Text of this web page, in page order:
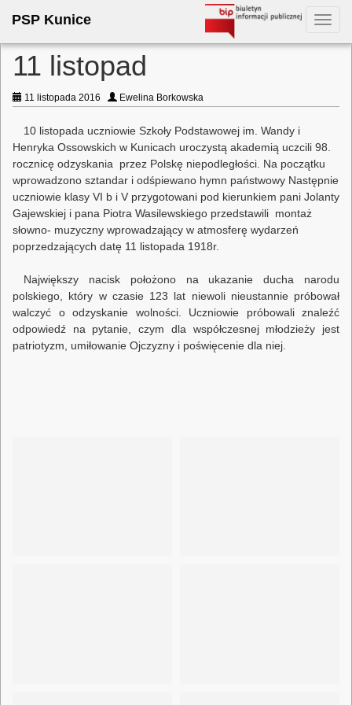
PSP Kunice
11 listopad
11 listopada 2016 Ewelina Borkowska
10 listopada uczniowie Szkoły Podstawowej im. Wandy i
Henryka Ossowskich w Kunicach uroczystą akademią uczcili 98.
rocznicę odzyskania przez Polskę niepodległości. Na początku
wprowadzono sztandar i odśpiewano hymn państwowy Następnie
uczniowie klasy VI b i V przygotowani pod kierunkiem pani Jolanty
Gajewskiej i pana Piotra Wasilewskiego przedstawili montaż
słowno- muzyczny wprowadzający w atmosferę wydarzeń
poprzedzających datę 11 listopada 1918r.
Największy nacisk położono na ukazanie ducha narodu
polskiego, który w czasie 123 lat niewoli nieustannie próbował
walczyć o odzyskanie wolności. Uczniowie próbowali znaleźć
odpowiedź na pytanie, czym dla współczesnej młodzieży jest
patriotyzm, umiłowanie Ojczyzny i poświęcenie dla niej.